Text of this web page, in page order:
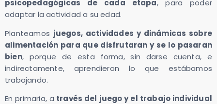
psicopedagógicas de cada etapa, para poder
adaptar la actividad a su edad.
Planteamos juegos, actividades y dinámicas sobre
alimentación para que disfrutaran y se lo pasaran
bien, porque de esta forma, sin darse cuenta, e
indirectamente, aprendieron lo que estábamos
trabajando.
En primaria, a través del juego y el trabajo individual